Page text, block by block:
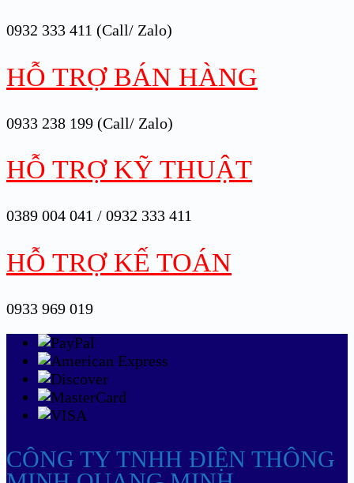
0932 333 411 (Call/ Zalo)
HỖ TRỢ BÁN HÀNG
0933 238 199 (Call/ Zalo)
HỖ TRỢ KỸ THUẬT
0389 004 041 / 0932 333 411
HỖ TRỢ KẾ TOÁN
0933 969 019
CÔNG TY TNHH ĐIỆN THÔNG